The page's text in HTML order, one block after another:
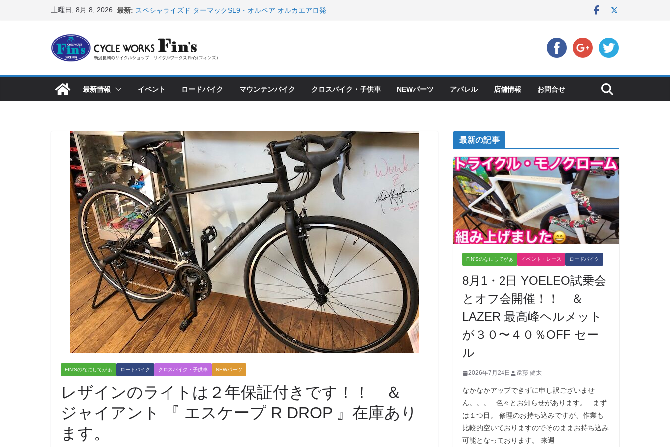
へ
キ
土曜日, 8月 8, 2026 最新: スペシャライズド ターマックSL9・オルベア オルカエアロ発
峰ヘルメットが３０〜４０％OFF セール
店頭のセールバイク在庫 ロードバイク、MTB、クロスバイク
など（２０２６・７・１７ 現在）
入荷してきました人気商品ピックアップ！
店頭のセールバイク在庫 ロードバイク、MTB、クロスバイク
など（２０２６・７・１０ 現在）
最新情報 イベント ロードバイク マウンテンバイク クロスバイク・子供車 NEWパーツ アパレル 店舗情報 お問合せ
FIN'Sのなにしてがぁ ロードバイク クロスバイク・子供車 NEWパーツ
レザインのライトは２年保証付きです！！ ＆
ジャイアント 『 エスケープ R DROP 』在庫あり
ます。
最新の記事
FIN'Sのなにしてがぁ イベント・レース ロードバイク
8月1・2日 YOELEO試乗会
とオフ会開催！！ ＆
LAZER 最高峰ヘルメット
が３０〜４０％OFF セー
ル
2026年7月24日 遠藤 健太
なかなかアップできずに申し訳ございませ
ん。。。 色々とお知らせがあります。 まず
は１つ目。 修理のお持ち込みですが、作業も
比較的空いておりますのでそのままお持ち込み
可能となっております。 来週